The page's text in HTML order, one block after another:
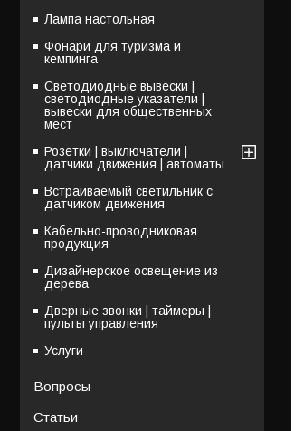
Лампа настольная
Фонари для туризма и
кемпинга
Светодиодные вывески |
светодиодные указатели |
вывески для общественных
мест
Розетки | выключатели |
датчики движения | автоматы
Встраиваемый светильник с
датчиком движения
Кабельно-проводниковая
продукция
Дизайнерское освещение из
дерева
Дверные звонки | таймеры |
пульты управления
Услуги
Вопросы
Статьи